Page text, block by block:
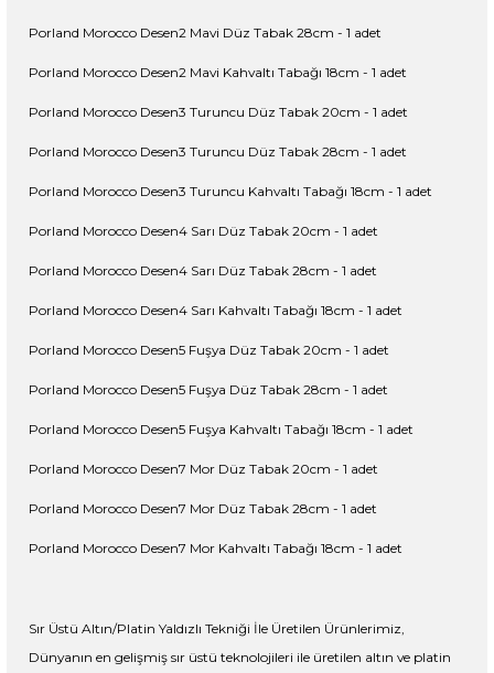
Porland Morocco Desen2 Mavi Düz Tabak 28cm - 1 adet
Porland Morocco Desen2 Mavi Kahvaltı Tabağı 18cm - 1 adet
Porland Morocco Desen3 Turuncu Düz Tabak 20cm - 1 adet
Porland Morocco Desen3 Turuncu Düz Tabak 28cm - 1 adet
Porland Morocco Desen3 Turuncu Kahvaltı Tabağı 18cm - 1 adet
Porland Morocco Desen4 Sarı Düz Tabak 20cm - 1 adet
Porland Morocco Desen4 Sarı Düz Tabak 28cm - 1 adet
Porland Morocco Desen4 Sarı Kahvaltı Tabağı 18cm - 1 adet
Porland Morocco Desen5 Fuşya Düz Tabak 20cm - 1 adet
Porland Morocco Desen5 Fuşya Düz Tabak 28cm - 1 adet
Porland Morocco Desen5 Fuşya Kahvaltı Tabağı 18cm - 1 adet
Porland Morocco Desen7 Mor Düz Tabak 20cm - 1 adet
Porland Morocco Desen7 Mor Düz Tabak 28cm - 1 adet
Porland Morocco Desen7 Mor Kahvaltı Tabağı 18cm - 1 adet
Sır Üstü Altın/Platin Yaldızlı Tekniği İle Üretilen Ürünlerimiz,
Dünyanın en gelişmiş sır üstü teknolojileri ile üretilen altın ve platin